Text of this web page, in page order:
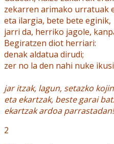
zekarren arimako urratuak
eta ilargia, bete bete eginik,
jarri da, herriko jagole,
Begiratzen diot herriari:
denak aldatua dirudi;
zer no la den nahi nuke
jar itzak, lagun, setazko
eta ekartzak, beste garai
ekartzak ardoa parrastadan!
2